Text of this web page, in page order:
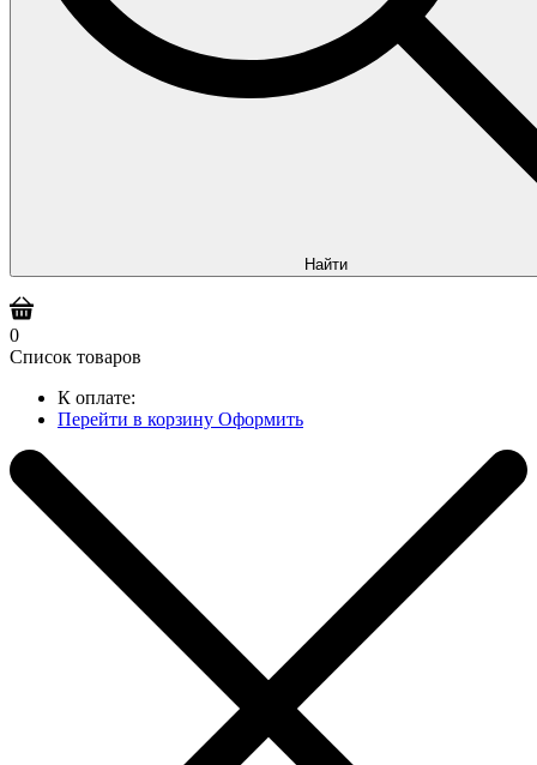
Найти
0
Список товаров
К оплате:
Перейти в корзину Оформить